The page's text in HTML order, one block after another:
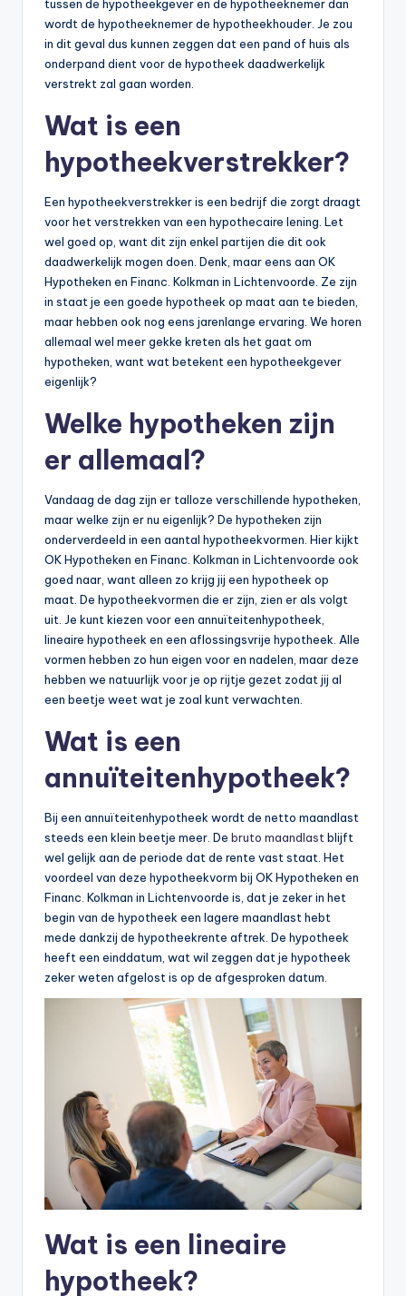
tussen de hypotheekgever en de hypotheeknemer dan
wordt de hypotheeknemer de hypotheekhouder. Je zou
in dit geval dus kunnen zeggen dat een pand of huis als
onderpand dient voor de hypotheek daadwerkelijk
verstrekt zal gaan worden.
Wat is een
hypotheekverstrekker?
Een hypotheekverstrekker is een bedrijf die zorgt draagt
voor het verstrekken van een hypothecaire lening. Let
wel goed op, want dit zijn enkel partijen die dit ook
daadwerkelijk mogen doen. Denk, maar eens aan OK
Hypotheken en Financ. Kolkman in Lichtenvoorde. Ze zijn
in staat je een goede hypotheek op maat aan te bieden,
maar hebben ook nog eens jarenlange ervaring. We horen
allemaal wel meer gekke kreten als het gaat om
hypotheken, want wat betekent een hypotheekgever
eigenlijk?
Welke hypotheken zijn
er allemaal?
Vandaag de dag zijn er talloze verschillende hypotheken,
maar welke zijn er nu eigenlijk? De hypotheken zijn
onderverdeeld in een aantal hypotheekvormen. Hier kijkt
OK Hypotheken en Financ. Kolkman in Lichtenvoorde ook
goed naar, want alleen zo krijg jij een hypotheek op
maat. De hypotheekvormen die er zijn, zien er als volgt
uit. Je kunt kiezen voor een annuïteitenhypotheek,
lineaire hypotheek en een aflossingsvrije hypotheek. Alle
vormen hebben zo hun eigen voor en nadelen, maar deze
hebben we natuurlijk voor je op rijtje gezet zodat jij al
een beetje weet wat je zoal kunt verwachten.
Wat is een
annuïteitenhypotheek?
Bij een annuïteitenhypotheek wordt de netto maandlast
steeds een klein beetje meer. De bruto maandlast blijft
wel gelijk aan de periode dat de rente vast staat. Het
voordeel van deze hypotheekvorm bij OK Hypotheken en
Financ. Kolkman in Lichtenvoorde is, dat je zeker in het
begin van de hypotheek een lagere maandlast hebt
mede dankzij de hypotheekrente aftrek. De hypotheek
heeft een einddatum, wat wil zeggen dat je hypotheek
zeker weten afgelost is op de afgesproken datum.
Wat is een lineaire
hypotheek?